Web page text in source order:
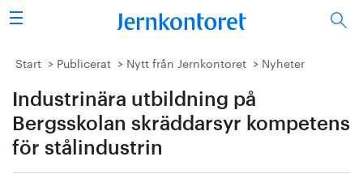
Sök
Stålindustrin
Vision 2050
Forskning/utbildning
Start Publicerat Nytt från Jernkontoret Nyheter
Industrinära utbildning på
Bergsskolan skräddarsyr kompetens
för stålindustrin